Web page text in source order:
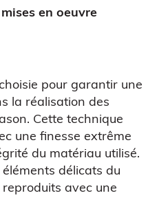
en oeuvre
pour garantir une
la réalisation des
Cette technique
une finesse extrême
du matériau utilisé.
délicats du
avec une